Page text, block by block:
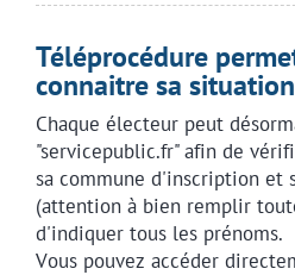
Téléprocédure
connaitre sa
Chaque électeur peut
"servicepublic.fr" afin de
sa commune d'inscription et
(attention à bien remplir
d'indiquer tous les prénoms.
Vous pouvez accéder